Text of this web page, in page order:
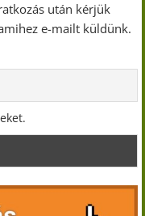
után kérjük
e-mailt küldünk.